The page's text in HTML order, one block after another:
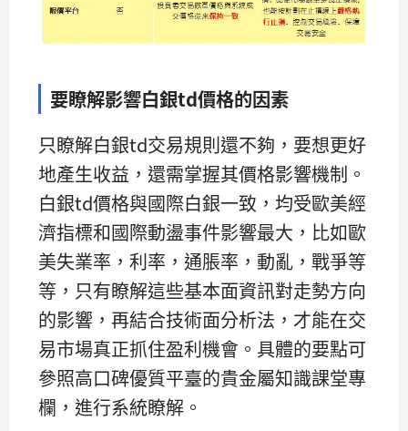
要瞭解影響白銀td價格的因素
只瞭解白銀td交易規則還不夠，要想更好
地產生收益，還需掌握其價格影響機制。
白銀td價格與國際白銀一致，均受歐美經
濟指標和國際動盪事件影響最大，比如歐
美失業率，利率，通脹率，動亂，戰爭等
等，只有瞭解這些基本面資訊對走勢方向
的影響，再結合技術面分析法，才能在交
易市場真正抓住盈利機會。具體的要點可
參照高口碑優質平臺的貴金屬知識課堂專
欄，進行系統瞭解。